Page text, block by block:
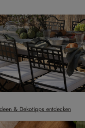
& Dekotipps entdecken